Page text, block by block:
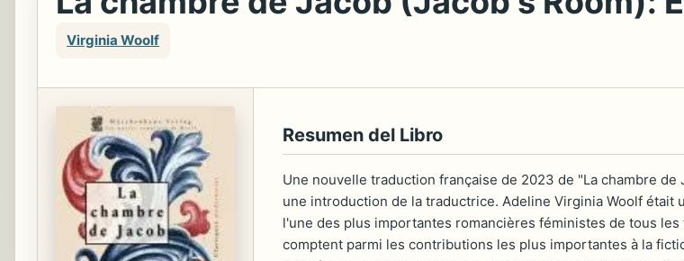
Virginia Woolf
Resumen del Libro
Une nouvelle traduction française de 2023 de "La chambre
une introduction de la traductrice. Adeline Virginia Woolf
l'une des plus importantes romancières féministes de tous
comptent parmi les contributions les plus importantes à la